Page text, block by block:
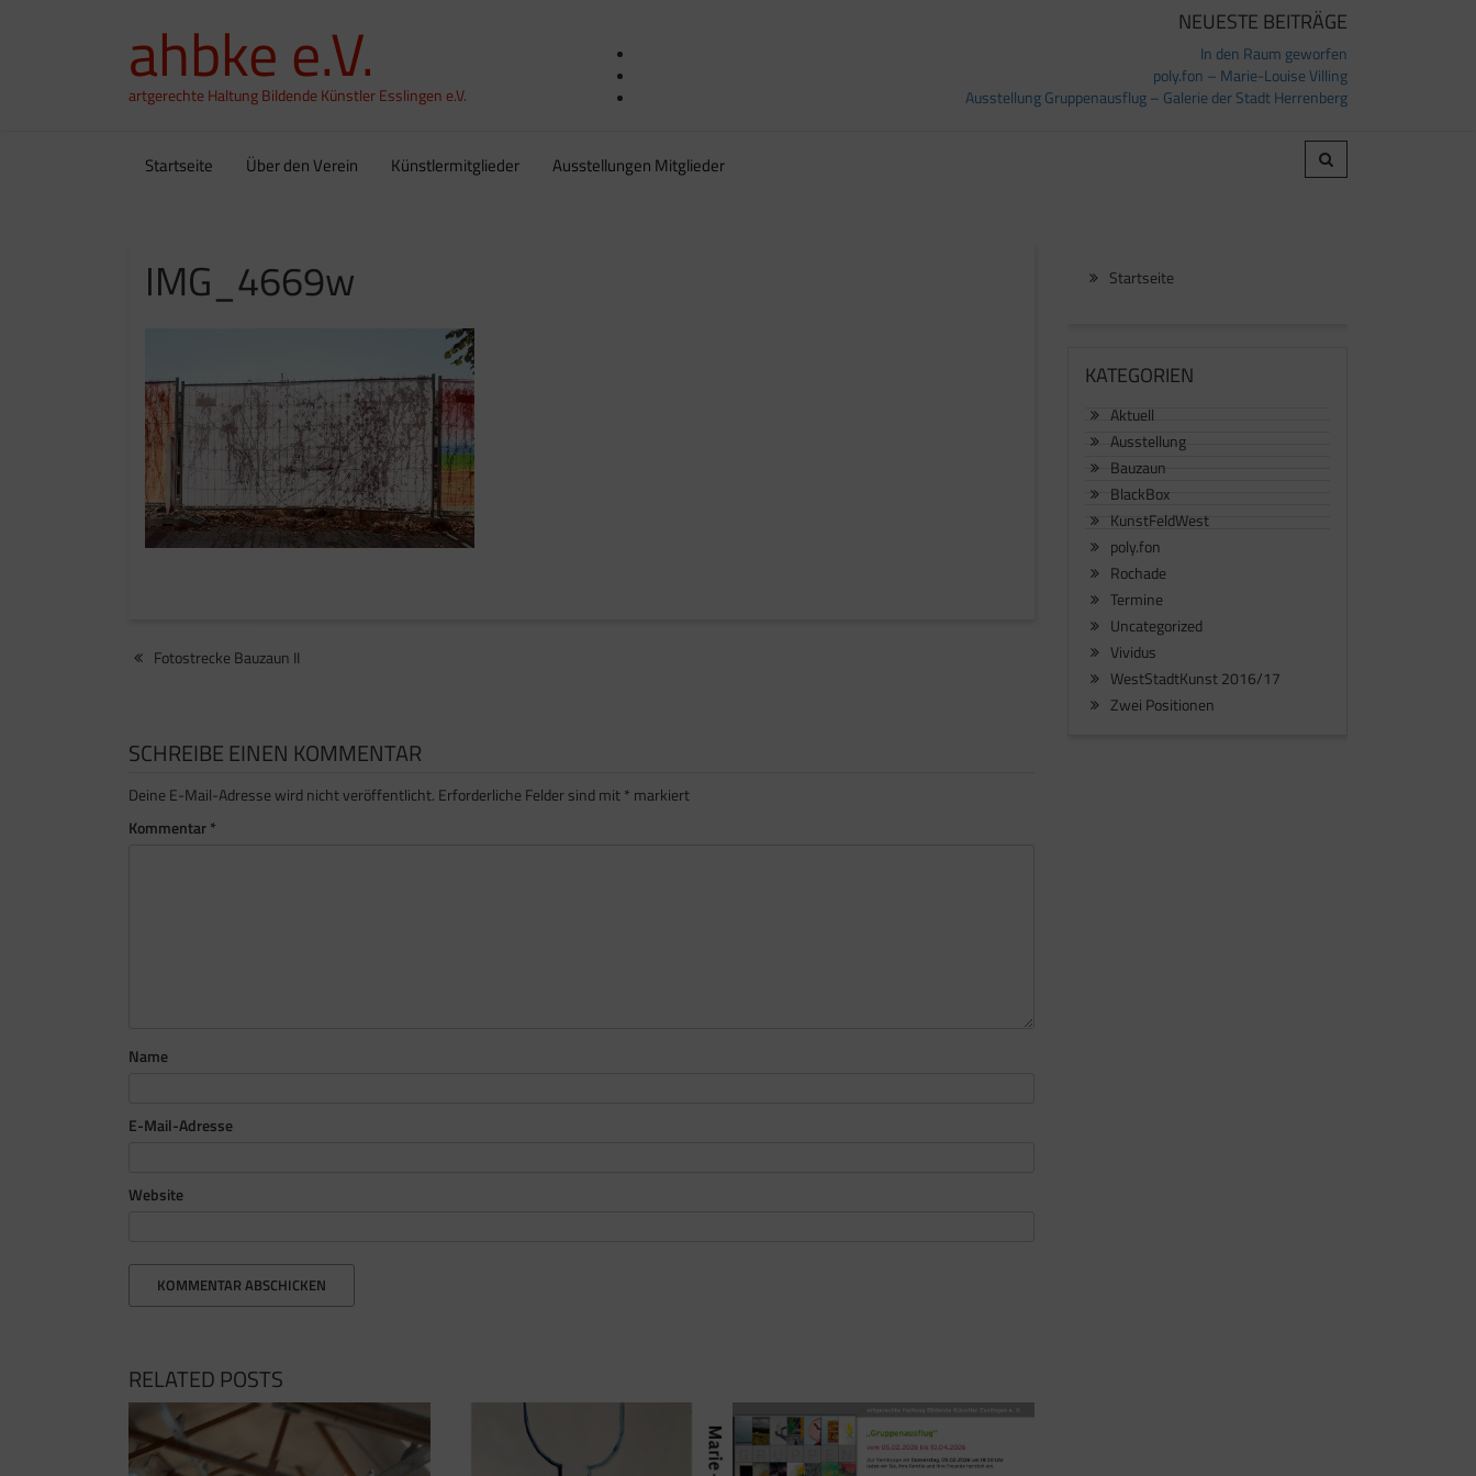
ahbke e.V.
artgerechte Haltung Bildende Künstler Esslingen e.V.
NEUESTE BEITRÄGE
In den Raum geworfen
poly.fon – Marie-Louise Villing
Ausstellung Gruppenausflug – Galerie der Stadt Herrenberg
Startseite Über den Verein Künstlermitglieder Ausstellungen Mitglieder
IMG_4669w
Beitragsnavigation
Fotostrecke Bauzaun II
SCHREIBE EINEN KOMMENTAR
Deine E-Mail-Adresse wird nicht veröffentlicht. Erforderliche Felder sind mit* markiert
Kommentar*
Name
E-Mail-Adresse
Website
RELATED POSTS
Startseite
KATEGORIEN
Aktuell
Ausstellung
Bauzaun
BlackBox
KunstFeldWest
poly.fon
Rochade
Termine
Uncategorized
Vividus
WestStadtKunst 2016/17
Zwei Positionen